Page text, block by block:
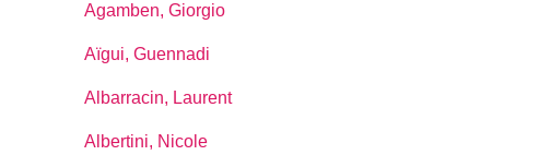
Agamben, Giorgio
Aïgui, Guennadi
Albarracin, Laurent
Albertini, Nicole